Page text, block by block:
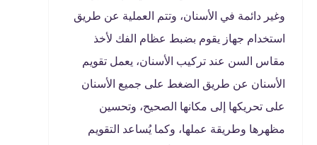
وغير دائمة في الأسنان، وتتم العملية عن طريق
استخدام جهاز يقوم بضبط عظام الفك لأخذ
مقاس السن عند تركيب الأسنان، يعمل تقويم
الأسنان عن طريق الضغط على جميع الأسنان
على تحريكها إلى مكانها الصحيح، وتحسين
مظهرها وطريقة عملها، وكما يُساعد التقويم